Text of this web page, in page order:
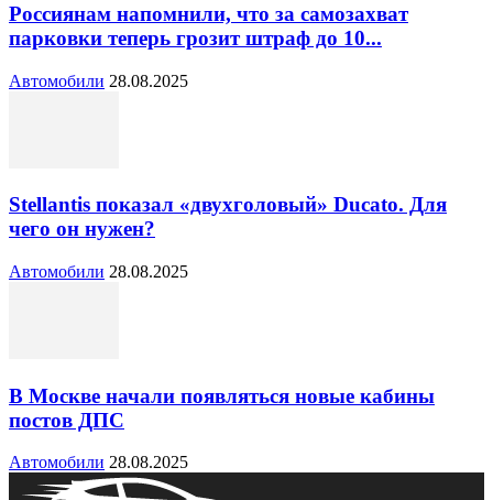
Россиянам напомнили, что за самозахват
парковки теперь грозит штраф до 10...
Автомобили 28.08.2025
Stellantis показал «двухголовый» Ducato. Для
чего он нужен?
Автомобили 28.08.2025
В Москве начали появляться новые кабины
постов ДПС
Автомобили 28.08.2025